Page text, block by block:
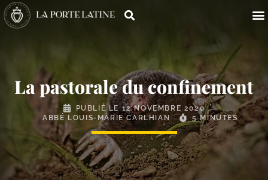
La pastorale du confinement
PUBLIÉ LE12 NOVEMBRE 2020
ABBÉ LOUIS-MARIE CARLHIAN
5 MINUTES